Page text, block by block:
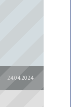
24.04.2024